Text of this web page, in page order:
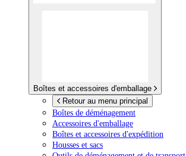
Boîtes et accessoires d'emballage
Retour au menu principal
Boîtes de déménagement
Accessoires d'emballage
Boîtes et accessoires d'expédition
Housses et sacs